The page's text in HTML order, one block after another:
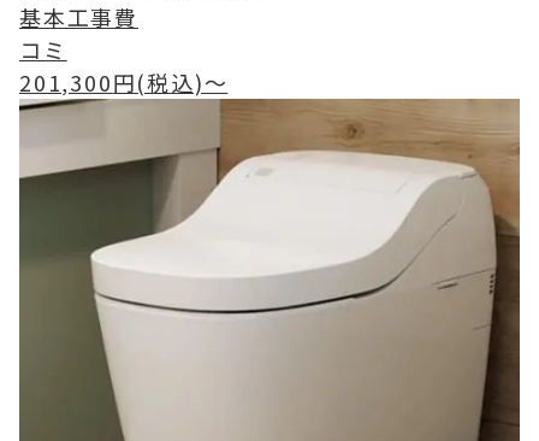
基本工事費
コミ
201,300円(税込)〜